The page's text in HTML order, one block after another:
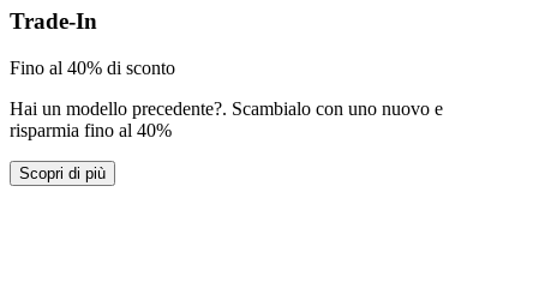
Trade-In
Fino al 40% di sconto
Hai un modello precedente?. Scambialo con uno nuovo e
risparmia fino al 40%
Scopri di più